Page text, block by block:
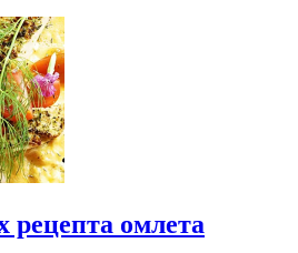
рецепта омлета